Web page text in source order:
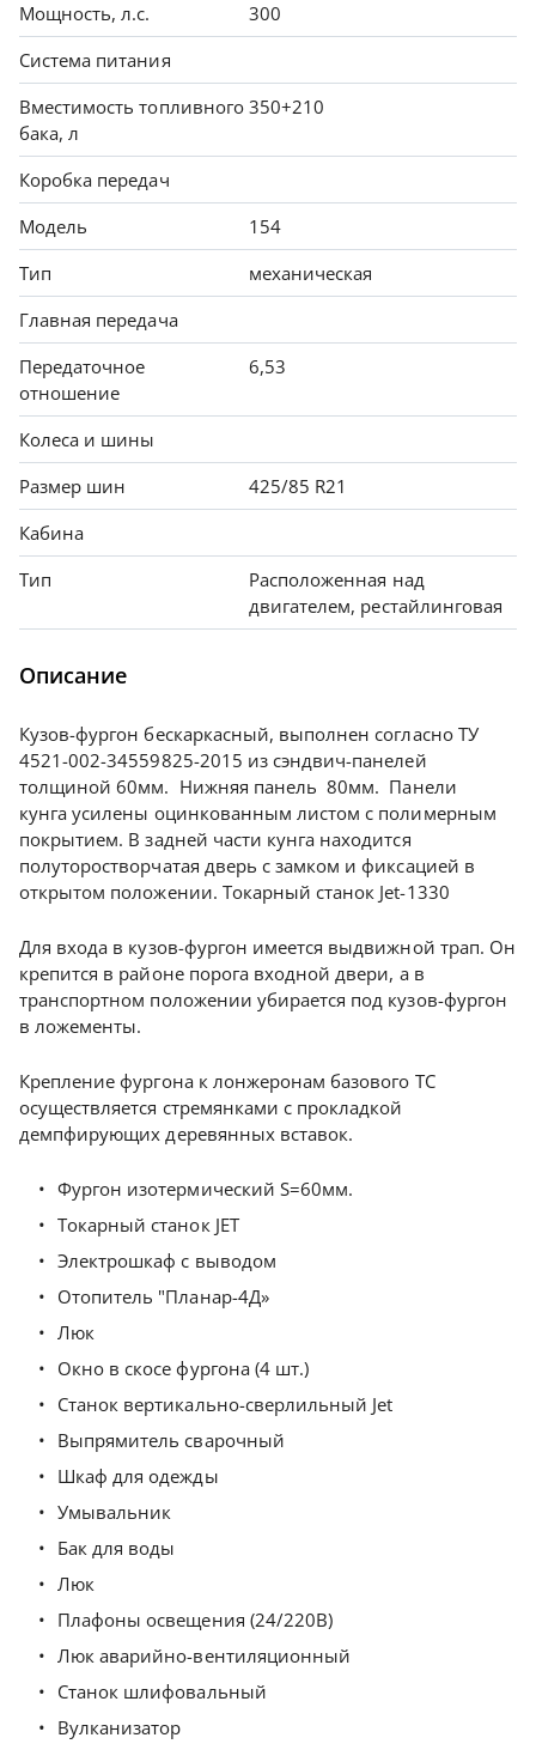
Мощность, л.с.
300
Система питания
Вместимость топливного
бака, л
350+210
Коробка передач
Модель
154
Тип
механическая
Главная передача
Передаточное
отношение
6,53
Колеса и шины
Размер шин
425/85 R21
Кабина
Тип
Расположенная над
двигателем, рестайлинговая
Описание
Кузов-фургон бескаркасный, выполнен согласно ТУ
4521-002-34559825-2015 из сэндвич-панелей
толщиной 60мм. Нижняя панель 80мм. Панели
кунга усилены оцинкованным листом с полимерным
покрытием. В задней части кунга находится
полуторостворчатая дверь с замком и фиксацией в
открытом положении. Токарный станок Jet-1330
Для входа в кузов-фургон имеется выдвижной трап. Он
крепится в районе порога входной двери, а в
транспортном положении убирается под кузов-фургон
в ложементы.
Крепление фургона к лонжеронам базового ТС
осуществляется стремянками с прокладкой
демпфирующих деревянных вставок.
Фургон изотермический S=60мм.
Токарный станок JET
Электрошкаф с выводом
Отопитель "Планар-4Д»
Люк
Окно в скосе фургона (4 шт.)
Станок вертикально-сверлильный Jet
Выпрямитель сварочный
Шкаф для одежды
Умывальник
Бак для воды
Люк
Плафоны освещения (24/220В)
Люк аварийно-вентиляционный
Станок шлифовальный
Вулканизатор